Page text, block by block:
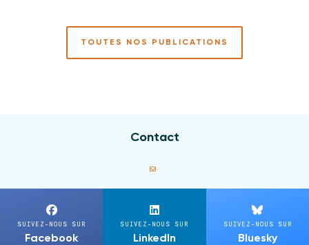
TOUTES NOS PUBLICATIONS
Contact
SUIVEZ-NOUS SUR
Facebook
SUIVEZ-NOUS SUR
LinkedIn
SUIVEZ-NOUS SUR
Bluesky